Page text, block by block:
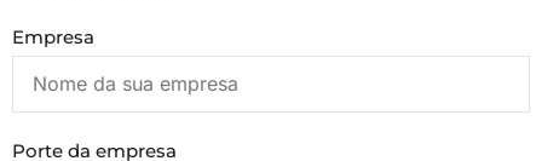
Empresa
Porte da empresa